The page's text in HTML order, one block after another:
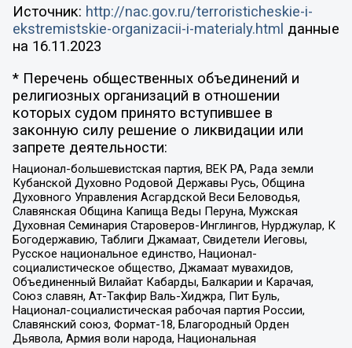
Источник: http://nac.gov.ru/terroristicheskie-i-
ekstremistskie-organizacii-i-materialy.html данные
на 16.11.2023
* Перечень общественных объединений и
религиозных организаций в отношении
которых судом принято вступившее в
законную силу решение о ликвидации или
запрете деятельности:
Национал-большевистская партия, ВЕК РА, Рада земли
Кубанской Духовно Родовой Державы Русь, Община
Духовного Управления Асгардской Веси Беловодья,
Славянская Община Капища Веды Перуна, Мужская
Духовная Семинария Староверов-Инглингов, Нурджулар, К
Богодержавию, Таблиги Джамаат, Свидетели Иеговы,
Русское национальное единство, Национал-
социалистическое общество, Джамаат мувахидов,
Объединенный Вилайат Кабарды, Балкарии и Карачая,
Союз славян, Ат-Такфир Валь-Хиджра, Пит Буль,
Национал-социалистическая рабочая партия России,
Славянский союз, Формат-18, Благородный Орден
Дьявола, Армия воли народа, Национальная